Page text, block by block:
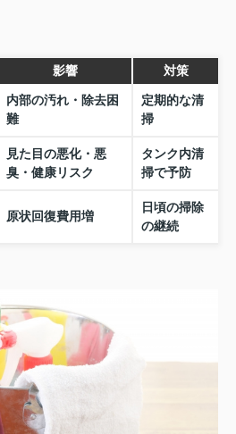
影響 対策
内部の汚れ・除去困
難
定期的な清
掃
見た目の悪化・悪
臭・健康リスク
タンク内清
掃で予防
原状回復費用増
日頃の掃除
の継続